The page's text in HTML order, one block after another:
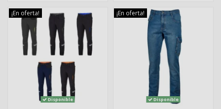
¡En oferta!
Disponible
¡En oferta!
Disponible